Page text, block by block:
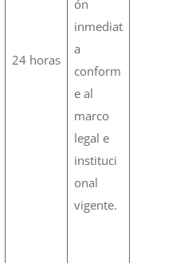
24 horas
ón
inmediat
a
conform
e al
marco
legal e
instituci
onal
vigente.